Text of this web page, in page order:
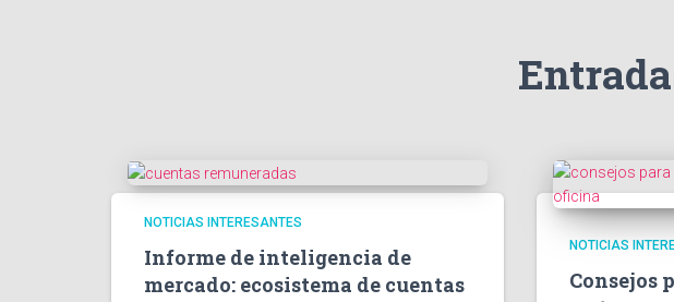
NOTICIAS INTERESANTES
Informe de inteligencia de
mercado: ecosistema de cuentas
NOTICIAS
Consejos